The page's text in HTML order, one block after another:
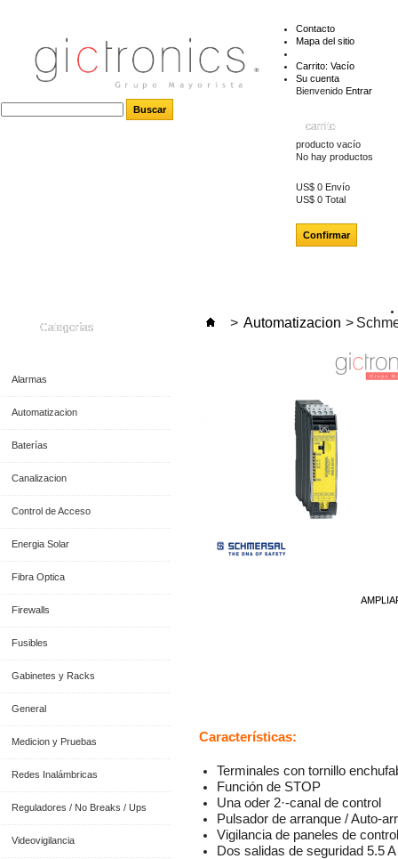
Contacto
Mapa del sitio
Carrito: Vacío
Su cuenta
Bienvenido Entrar
carrito
producto vacío
No hay productos
US$ 0 Envío
US$ 0 Total
Confirmar
Categorías
Alarmas
Automatizacion
Baterías
Canalizacion
Control de Acceso
Energia Solar
Fibra Optica
Firewalls
Fusibles
Gabinetes y Racks
General
Medicion y Pruebas
Redes Inalámbricas
Reguladores / No Breaks / Ups
Videovigilancia
> Automatizacion >
Características:
Terminales con tornillo
Función de STOP
Una oder 2·-canal de control
Pulsador de arranque / Auto-
Vigilancia de paneles de
Dos salidas de seguridad 5.5 A